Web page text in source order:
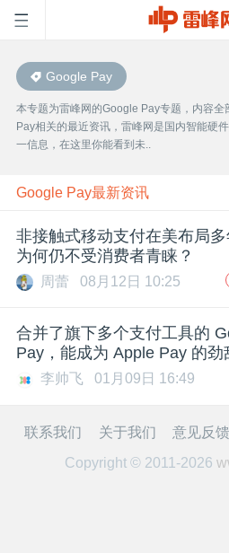
首
页
雷
峰
公
课
Google Pay
本专题为雷峰网的Google Pay专题，内容
Pay相关的最近资讯，雷峰网是国内智能硬
一信息，在这里你能看到未..
Google Pay最新资讯
非接触式移动支付在美布局多
为何仍不受消费者青睐？
周蕾 08月12日 10:25
合并了旗下多个支付工具的
Pay，能成为 Apple Pay 的劲
李帅飞 01月09日 16:49
联系我们 关于我们
意见反馈
Copyright © 2011-2026